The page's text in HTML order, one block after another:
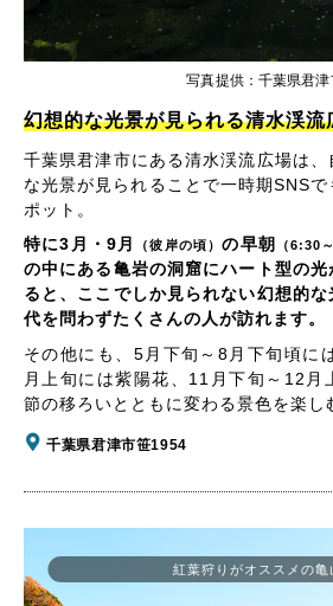
写真提供：千葉県君津
幻想的な光景が見られる清水渓流
千葉県君津市にある清水渓流広場は
な光景が見られることで一時期SNS
ポット。
特に3月・9月
（彼岸の頃）の早朝 （6:30
の中にある亀岩の洞窟にハート型の光
ると、ここでしか見られない幻想的
代を問わずたくさんの人が訪れます。
その他にも、5月下旬～8月下旬頃に
月上旬には紫陽花、11月下旬～12月
節の移ろいとともに変わる景色を楽し
千葉県君津市笹1954
紅葉狩りがオススメの亀